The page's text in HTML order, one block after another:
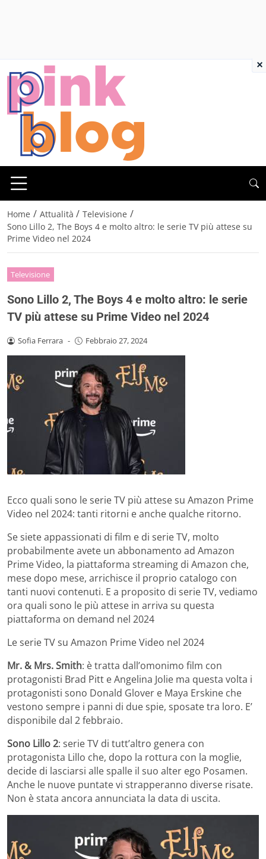
Home / Attualità / Televisione /
Sono Lillo 2, The Boys 4 e molto altro: le serie TV più attese su
Prime Video nel 2024
Televisione
Sono Lillo 2, The Boys 4 e molto altro: le serie
TV più attese su Prime Video nel 2024
Sofia Ferrara - Febbraio 27, 2024
Ecco quali sono le serie TV più attese su Amazon Prime
Video nel 2024: tanti ritorni e anche qualche ritorno.
Se siete appassionati di film e di serie TV, molto
probabilmente avete un abbonamento ad Amazon
Prime Video, la piattaforma streaming di Amazon che,
mese dopo mese, arrichisce il proprio catalogo con
tanti nuovi contenuti. E a proposito di serie TV, vediamo
ora quali sono le più attese in arriva su questa
piattaforma on demand nel 2024
Le serie TV su Amazon Prime Video nel 2024
Mr. & Mrs. Smith: è tratta dall’omonimo film con
protagonisti Brad Pitt e Angelina Jolie ma questa volta i
protagonisti sono Donald Glover e Maya Erskine che
vestono sempre i panni di due spie, sposate tra loro. E’
disponibile dal 2 febbraio.
Sono Lillo 2: serie TV di tutt’altro genera con
protagonista Lillo che, dopo la rottura con la moglie,
decide di lasciarsi alle spalle il suo alter ego Posamen.
Anche le nuove puntate vi strapperanno diverse risate.
Non è stata ancora annunciata la data di uscita.
×